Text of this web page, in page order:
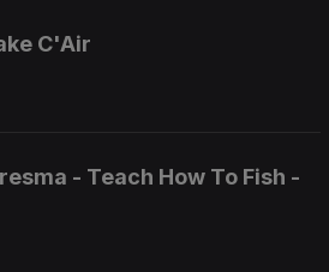
C'Air
- Teach How To Fish -